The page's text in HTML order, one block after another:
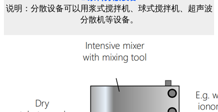
说明：分散设备可以用浆式搅拌机、球式搅拌机、超声波
分散机等设备。